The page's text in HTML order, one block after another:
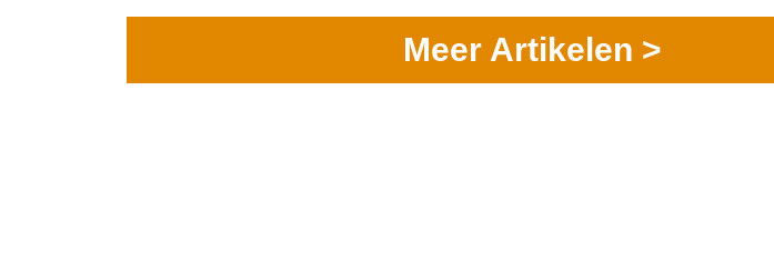
Meer Artikelen >